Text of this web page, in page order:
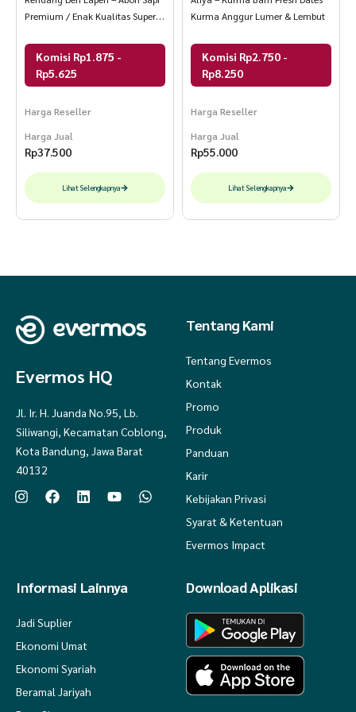
* Almond Cangkang (BPOM RI MD: 873811052146)
Premium / Enak Kualitas Super
Komisi Rp1.875 -
Rp5.625
Harga Reseller
Harga Jual
Rp37.500
Lihat Selengkapnya
Kurma Anggur Lumer & Lembut
Komisi Rp2.750 -
Rp8.250
Harga Reseller
Harga Jual
Rp55.000
Lihat Selengkapnya
Evermos HQ
Jl. Ir. H. Juanda No.95, Lb.
Siliwangi, Kecamatan Coblong,
Kota Bandung, Jawa Barat
40132
Tentang Kami
Tentang Evermos
Kontak
Promo
Produk
Panduan
Karir
Kebijakan Privasi
Syarat & Ketentuan
Evermos Impact
Informasi Lainnya
Jadi Suplier
Ekonomi Umat
Ekonomi Syariah
Beramal Jariyah
Download Aplikasi